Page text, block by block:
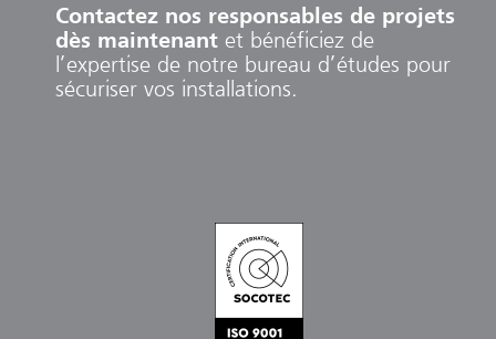
Contactez nos responsables de projets
dès maintenant et bénéficiez de
l’expertise de notre bureau d’études pour
sécuriser vos installations.